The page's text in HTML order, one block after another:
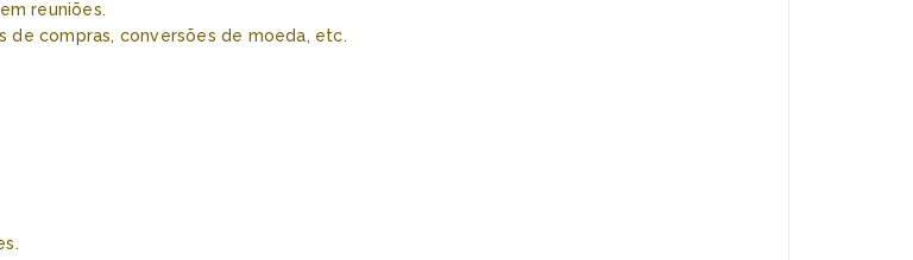
reuniões.
de compras, conversões de moeda, etc.